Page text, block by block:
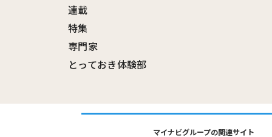
連載
特集
専門家
とっておき体験部
マイナビグループの関連サイト